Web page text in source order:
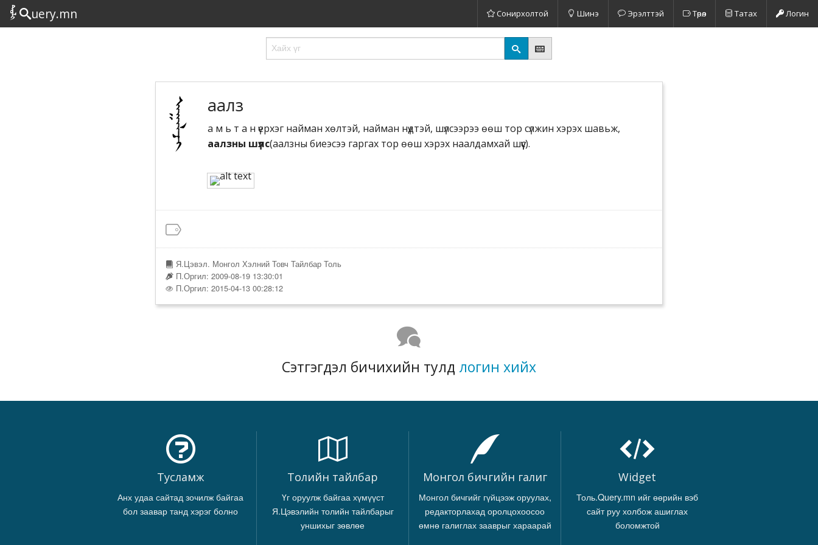
uery.mn Сонирхолтой Шинэ Эрэлттэй Төрөл Татах Логин
аалз
а м ь т а н үерхэг найман хөлтэй, найман нүдтэй, шүлсээрээ өөш тор сүлжин хэрэх шавьж,
аалзны шүлс(аалзны биеэсээ гаргах тор өөш хэрэх наалдамхай шүүс).
Я.Цэвэл. Монгол Хэлний Товч Тайлбар Толь
П.Оргил: 2009-08-19 13:30:01
П.Оргил: 2015-04-13 00:28:12
Сэтгэгдэл бичихийн тулд логин хийх
Тусламж
Анх удаа сайтад зочилж байгаа
бол заавар танд хэрэг болно
Толийн тайлбар
Үг оруулж байгаа хүмүүст
Я.Цэвэлийн толийн тайлбарыг
уншихыг зөвлөе
Монгол бичгийн галиг
Монгол бичгийг гүйцээж оруулах,
редакторлахад оролцохоосоо
өмнө галиглах зааврыг хараарай
Widget
Толь.Query.mn ийг өөрийн вэб
сайт руу холбож ашиглах
боломжтой